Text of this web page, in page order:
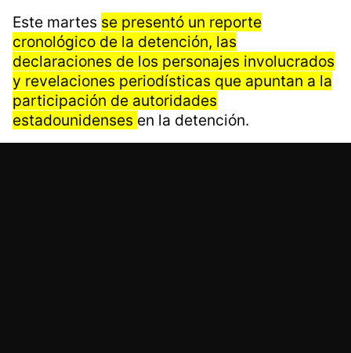
Este martes se presentó un reporte
cronológico de la detención, las
declaraciones de los personajes involucrados
y revelaciones periodísticas que apuntan a la
participación de autoridades
estadounidenses en la detención.